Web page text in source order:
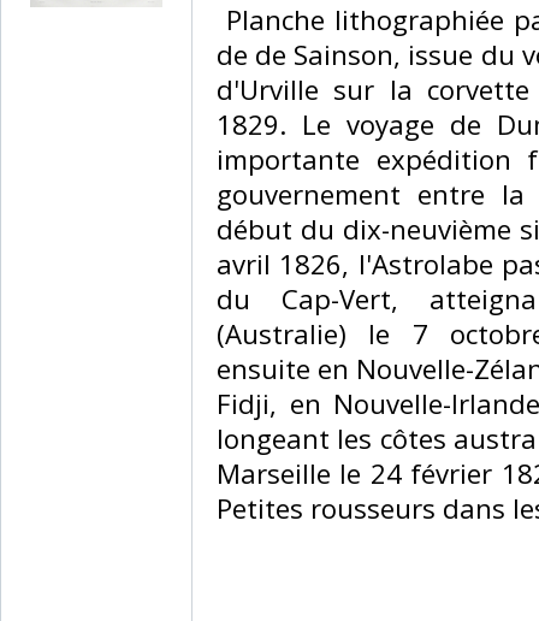
Planche lithographiée
de de Sainson, issue du
d'Urville sur la
1829. Le voyage de
importante expédition
gouvernement entre
début du dix-neuvième
avril 1826, l'Astrolabe
du Cap-Vert,
(Australie) le 7
ensuite en Nouvelle-
Fidji, en Nouvelle-
longeant les côtes
Marseille le 24 février
Petites rousseurs dans